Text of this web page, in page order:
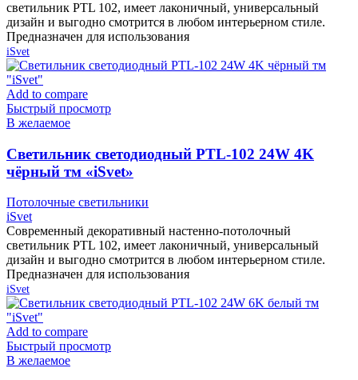
светильник PTL 102, имеет лаконичный, универсальный
дизайн и выгодно смотрится в любом интерьерном стиле.
Предназначен для использования
iSvet
Add to compare
Быстрый просмотр
В желаемое
Cветильник светодиодный PTL-102 24W 4K
чёрный тм «iSvet»
Потолочные светильники
iSvet
Современный декоративный настенно-потолочный
светильник PTL 102, имеет лаконичный, универсальный
дизайн и выгодно смотрится в любом интерьерном стиле.
Предназначен для использования
iSvet
Add to compare
Быстрый просмотр
В желаемое